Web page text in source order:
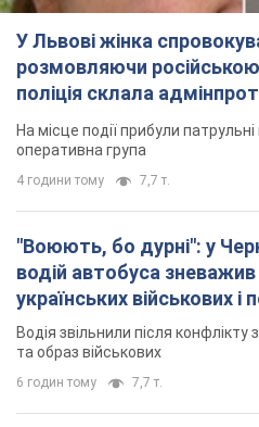
У Львові жінка
розмовляючи
поліція склала
На місце події прибули
оперативна група
4 години тому 7,7 т.
"Воюють, бо дурні": у
водій автобуса зневажив
українських військових і
Відео
Водія звільнили після
та образ військових
6 годин тому 7,7 т.